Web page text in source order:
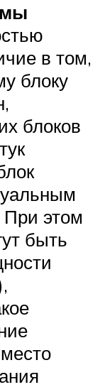
в том,
блоку
блоков
При этом
быть